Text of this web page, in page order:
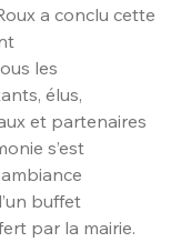
a conclu cette
les
élus,
et partenaires
s’est
buffet
par la mairie.